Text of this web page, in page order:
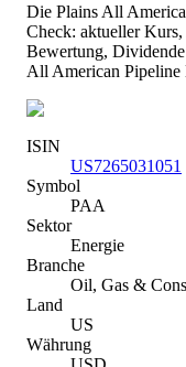
Die Plains All
Check: aktueller Kurs
Bewertung,
All American Pipeline
ISIN
US7265031051
Symbol
PAA
Sektor
Energie
Branche
Oil, Gas &
Land
US
Währung